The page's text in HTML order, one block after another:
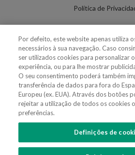
Política de
Política de Cookies
Definições de
Uso Fraudulento
SIGA-NOS
Por defeito, este website apenas utiliza
necessários à sua navegação. Caso
ser utilizados cookies para personalizar
experiência, ou para lhe mostrar
O seu consentimento poderá também
transferência de dados para fora do
Europeu (ex. EUA). Através dos botões
rejeitar a utilização de todos os cookies
preferências.
Definições de